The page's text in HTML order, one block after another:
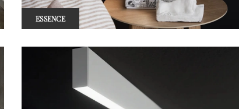
ESSENCE